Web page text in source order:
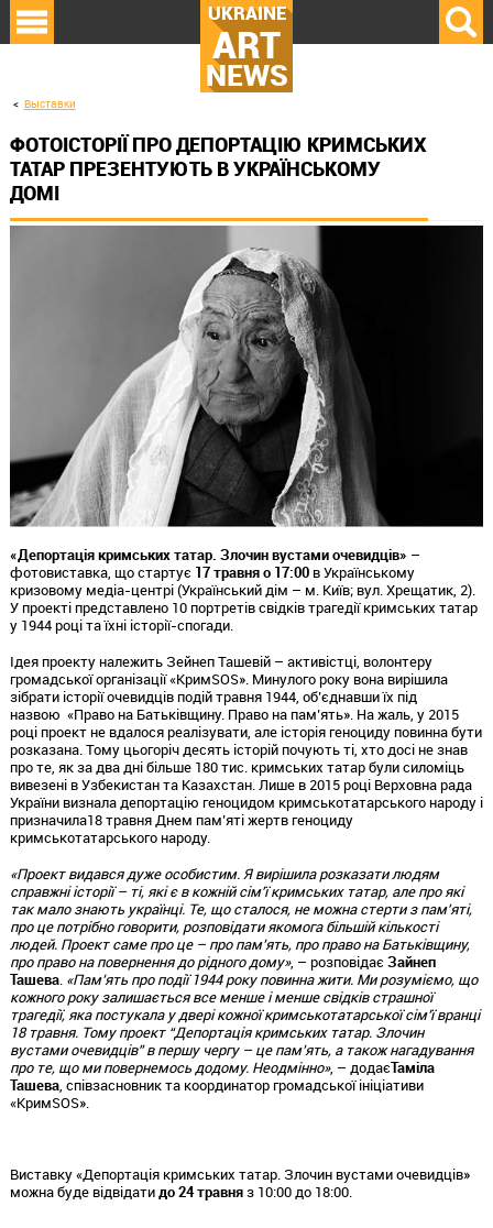
UKRAINE
ART
NEWS
Выставки
ФОТОІСТОРІЇ ПРО ДЕПОРТАЦІЮ КРИМСЬКИХ
ТАТАР ПРЕЗЕНТУЮТЬ В УКРАЇНСЬКОМУ
ДОМІ
«Депортація кримських татар. Злочин вустами очевидців» –
фотовиставка, що стартує 17 травня о 17:00в Українському
кризовому медіа-центрі (Український дім – м. Київ; вул. Хрещатик, 2).
У проекті представлено 10 портретів свідків трагедії кримських татар
у 1944 році та їхні історії-спогади.
Ідея проекту належить Зейнеп Ташевій – активістці, волонтеру
громадської організації «КримSOS». Минулого року вона вирішила
зібрати історії очевидців подій травня 1944, об’єднавши їх під
назвою «Право на Батьківщину. Право на пам’ять». На жаль, у 2015
році проект не вдалося реалізувати, але історія геноциду повинна бути
розказана. Тому цьогоріч десять історій почують ті, хто досі не знав
про те, як за два дні більше 180 тис. кримських татар були силоміць
вивезені в Узбекистан та Казахстан. Лише в 2015 році Верховна рада
України визнала депортацію геноцидом кримськотатарського народу і
призначила18 травня Днем пам’яті жертв геноциду
кримськотатарського народу.
«Проект видався дуже особистим. Я вирішила розказати людям
справжні історії – ті, які є в кожній сім'ї кримських татар, але про які
так мало знають українці. Те, що сталося, не можна стерти з пам'яті,
про це потрібно говорити, розповідати якомога більшій кількості
людей. Проект саме про це – про пам’ять, про право на Батьківщину,
про право на повернення до рідного дому», – розповідає Зайнеп
Ташева. «Пам’ять про події 1944 року повинна жити. Ми розуміємо, що
кожного року залишається все менше і менше свідків страшної
трагедії, яка постукала у двері кожної кримськотатарської сім’ї вранці
18 травня. Тому проект “Депортація кримських татар. Злочин
вустами очевидців” в першу чергу – це пам’ять, а також нагадування
про те, що ми повернемось додому. Неодмінно», – додаєТаміла
Ташева, співзасновник та координатор громадської ініціативи
«КримSOS».
Виставку «Депортація кримських татар. Злочин вустами очевидців»
можна буде відвідатидо 24 травняз 10:00 до 18:00.